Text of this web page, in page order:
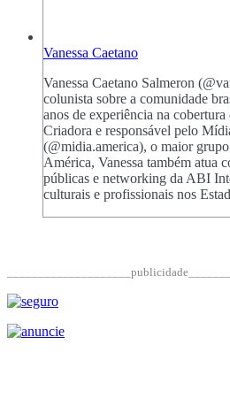
Vanessa Caetano
Vanessa Caetano Salmeron
colunista sobre a comunidade
anos de experiência na
Criadora e responsável pelo
(@midia.america), o maior
América, Vanessa também atua
públicas e networking da ABI
culturais e profissionais nos